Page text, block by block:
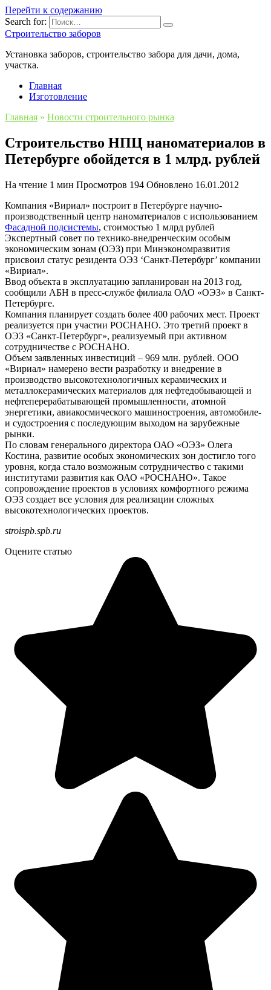
Перейти к содержанию
Search for:
Строительство заборов
Установка заборов, строительство забора для дачи, дома,
участка.
Главная
Изготовление
Главная » Новости строительного рынка
Строительство НПЦ наноматериалов в
Петербурге обойдется в 1 млрд. рублей
На чтение 1 мин Просмотров 194 Обновлено 16.01.2012
Компания «Вириал» построит в Петербурге научно-
производственный центр наноматериалов с использованием
Фасадной подсистемы, стоимостью 1 млрд рублей
Экспертный совет по технико-внедренческим особым
экономическим зонам (ОЭЗ) при Минэкономразвития
присвоил статус резидента ОЭЗ ‘Санкт-Петербург’ компании
«Вириал».
Ввод объекта в эксплуатацию запланирован на 2013 год,
сообщили АБН в пресс-службе филиала ОАО «ОЭЗ» в Санкт-
Петербурге.
Компания планирует создать более 400 рабочих мест. Проект
реализуется при участии РОСНАНО. Это третий проект в
ОЭЗ «Санкт-Петербург», реализуемый при активном
сотрудничестве с РОСНАНО.
Объем заявленных инвестиций – 969 млн. рублей. ООО
«Вириал» намерено вести разработку и внедрение в
производство высокотехнологичных керамических и
металлокерамических материалов для нефтедобывающей и
нефтеперерабатывающей промышленности, атомной
энергетики, авиакосмического машиностроения, автомобиле-
и судостроения с последующим выходом на зарубежные
рынки.
По словам генерального директора ОАО «ОЭЗ» Олега
Костина, развитие особых экономических зон достигло того
уровня, когда стало возможным сотрудничество с такими
институтами развития как ОАО «РОСНАНО». Такое
сопровождение проектов в условиях комфортного режима
ОЭЗ создает все условия для реализации сложных
высокотехнологических проектов.
stroispb.spb.ru
Оцените статью